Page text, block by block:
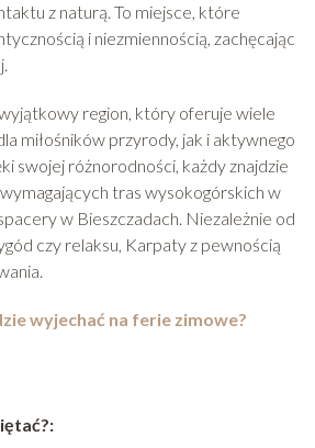
z naturą. To miejsce, które
i niezmiennością, zachęcając
region, który oferuje wiele
miłośników przyrody, jak i aktywnego
swojej różnorodności, każdy znajdzie
tras wysokogórskich w
w Bieszczadach. Niezależnie od
czy relaksu, Karpaty z pewnością
wyjechać na ferie zimowe?